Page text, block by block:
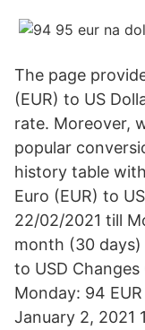
The page
(EUR) to US
rate. Moreover,
popular
history table
Euro (EUR) to
22/02/2021 till
month (30 days)
to USD Changes
Monday: 94
January 2, 2021